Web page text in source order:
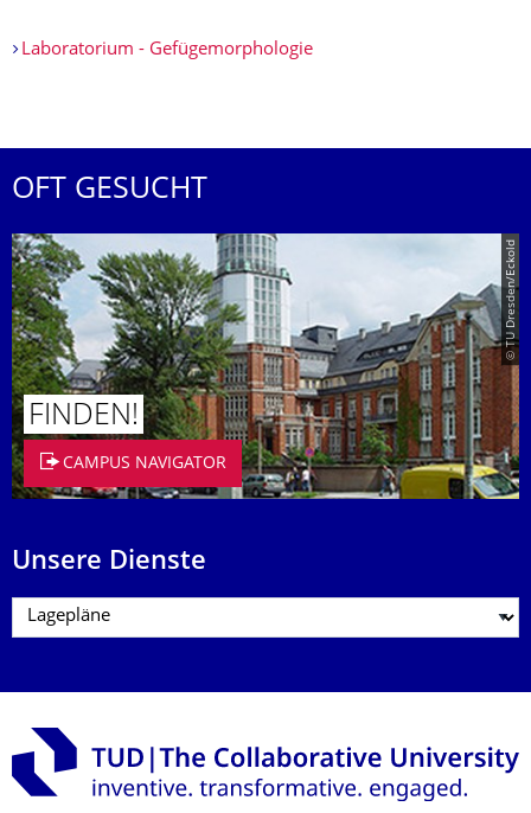
Laboratorium - Gefügemorphologie
OFT GESUCHT
© TU Dresden/Eckold
FINDEN!
CAMPUS NAVIGATOR
Unsere Dienste